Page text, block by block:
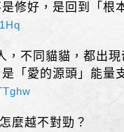
是修好，是回到「根
不同貓貓，都出現
「愛的源頭」能量
麼越不對勁？